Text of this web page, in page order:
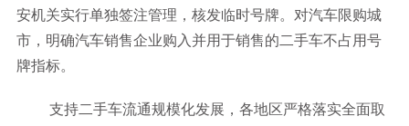
安机关实行单独签注管理，核发临时号牌。对汽车限购城
市，明确汽车销售企业购入并用于销售的二手车不占用号
牌指标。
支持二手车流通规模化发展，各地区严格落实全面取